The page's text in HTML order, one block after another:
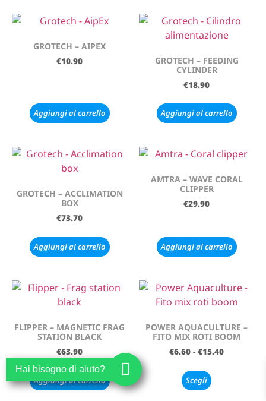
GROTECH – AIPEX
€10.90
Aggiungi al carrello
GROTECH – FEEDING
CYLINDER
€18.90
Aggiungi al carrello
GROTECH – ACCLIMATION
BOX
€73.70
Aggiungi al carrello
AMTRA – WAVE CORAL
CLIPPER
€29.90
Aggiungi al carrello
FLIPPER – MAGNETIC FRAG
STATION BLACK
€63.90
Aggiungi al carrello
POWER AQUACULTURE –
FITO MIX ROTI BOOM
€6.60 - €15.40
Scegli
Hai bisogno di aiuto?